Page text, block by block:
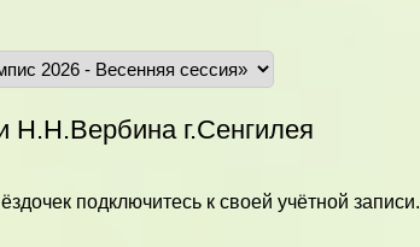
г.Сенгилея
подключитесь к своей учётной записи.